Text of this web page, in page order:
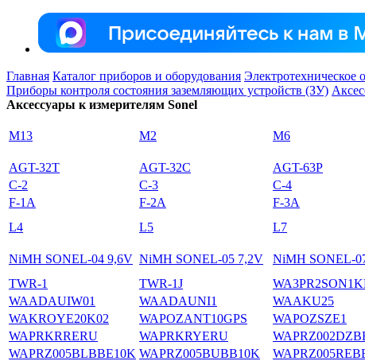
Главная Каталог приборов и оборудования Электротехническое
Приборы контроля состояния заземляющих устройств (ЗУ)
Аксессуары к измерителям Sonel
М13 М2 М6
AGT-32T AGT-32С AGT-63P
C-2
C-3 C-4
F-1A
F-2А F-3А
L4
L5 L7
NiMH SONEL-04 9,6V NiMH SONEL-05 7,2V NiMH SONEL-
TWR-1
TWR-1J
WAADAUIW01
WAADAUNI1 WAAKU25
WAKROYE20K02
WAPOZANT10GPS WAPOZSZE1
WAPRKRRERU
WAPRKRYERU
WAPRZ005BLBBE10K WAPRZ005BUBB10K